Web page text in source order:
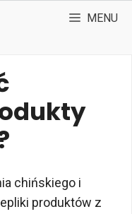
MENU
chińskiego i
produktów z